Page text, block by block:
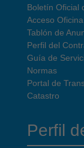
Boletín Oficial
Acceso
Tablón de
Perfil del
Guía de
Normas
Portal de
Catastro
Perfil